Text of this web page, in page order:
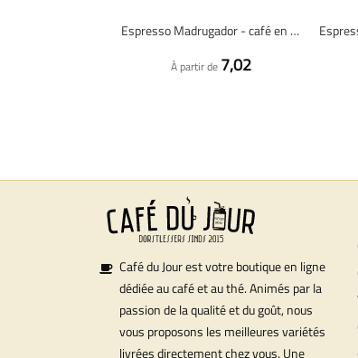
Espresso Madrugador - café en grains fraîchement torréfié
À partir de 7,02
Café du Jour est votre boutique en ligne
dédiée au café et au thé. Animés par la
passion de la qualité et du goût, nous
vous proposons les meilleures variétés
livrées directement chez vous. Une